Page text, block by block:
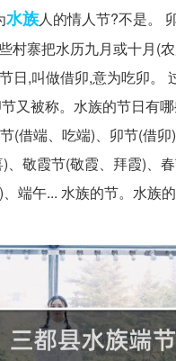
水族人的情人节?不是。
村寨把水历九月或十月(
日,叫做借卯,意为吃卯。
又被称。水族的节日有
(借端、吃端)、卯节(借
敬霞节(敬霞、拜霞)、春
端午... 水族的节。水族